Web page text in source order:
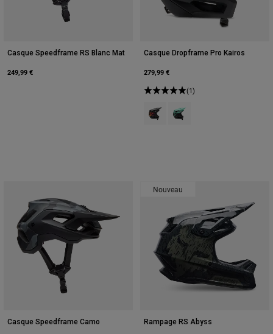
Casque Speedframe RS Blanc Mat
249,99 €
Casque Dropframe Pro Kairos
279,99 €
(1)
Product swatch type of Noir.
Product swatch type of
Casque Speedframe Camo
Nouveau
Rampage RS Abyss